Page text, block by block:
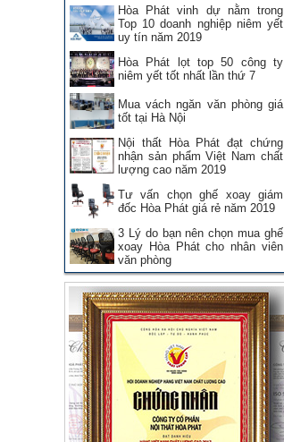
Hòa Phát vinh dự nằm trong
Top 10 doanh nghiệp niêm yết
uy tín năm 2019
Hòa Phát lọt top 50 công ty
niêm yết tốt nhất lần thứ 7
Mua vách ngăn văn phòng giá
tốt tại Hà Nội
Nội thất Hòa Phát đạt chứng
nhận sản phẩm Việt Nam chất
lượng cao năm 2019
Tư vấn chọn ghế xoay giám
đốc Hòa Phát giá rẻ năm 2019
3 Lý do bạn nên chọn mua ghế
xoay Hòa Phát cho nhân viên
văn phòng